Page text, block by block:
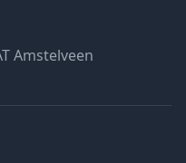
Amstelveen